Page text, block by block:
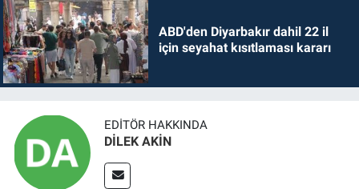
ABD'den Diyarbakır dahil 22 il
için seyahat kısıtlaması kararı
EDITÖR HAKKINDA
DİLEK AKİN